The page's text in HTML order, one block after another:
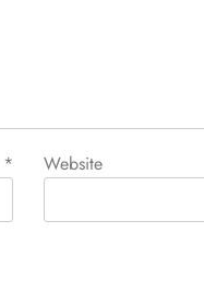
* Website